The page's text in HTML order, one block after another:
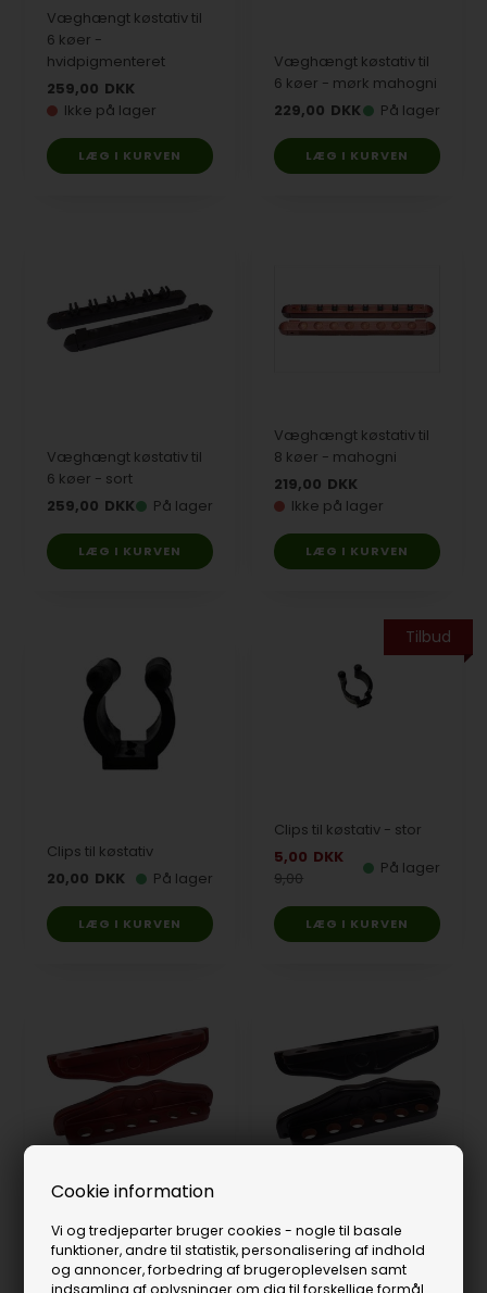
Cookie information
Vi og tredjeparter bruger cookies - nogle til basale
funktioner, andre til statistik, personalisering af indhold
og annoncer, forbedring af brugeroplevelsen samt
indsamling af oplysninger om dig til forskellige formål.
Væghængt køstativ til
6 køer -
hvidpigmenteret
259,00 DKK
Ikke på lager
Væghængt køstativ til
6 køer - mørk mahogni
229,00 DKK På lager
Væghængt køstativ til
6 køer - sort
259,00 DKK På lager
Væghængt køstativ til
8 køer - mahogni
219,00 DKK
Ikke på lager
Clips til køstativ
20,00 DKK På lager
Tilbud
Clips til køstativ - stor
5,00 DKK
9,00
På lager
Deluxe væghængt
køstativ til 6 køer -
mahogni
379,00 DKK
Deluxe væghængt
køstativ til 6 køer - sort